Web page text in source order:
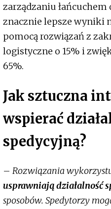
zarządzaniu łańcuchem
znacznie lepsze wyniki
pomocą rozwiązań z
logistyczne o 15% i
65%.
Jak sztuczna
wspierać
spedycyjną?
– Rozwiązania
usprawniają działalność
sposobów. Spedytorzy